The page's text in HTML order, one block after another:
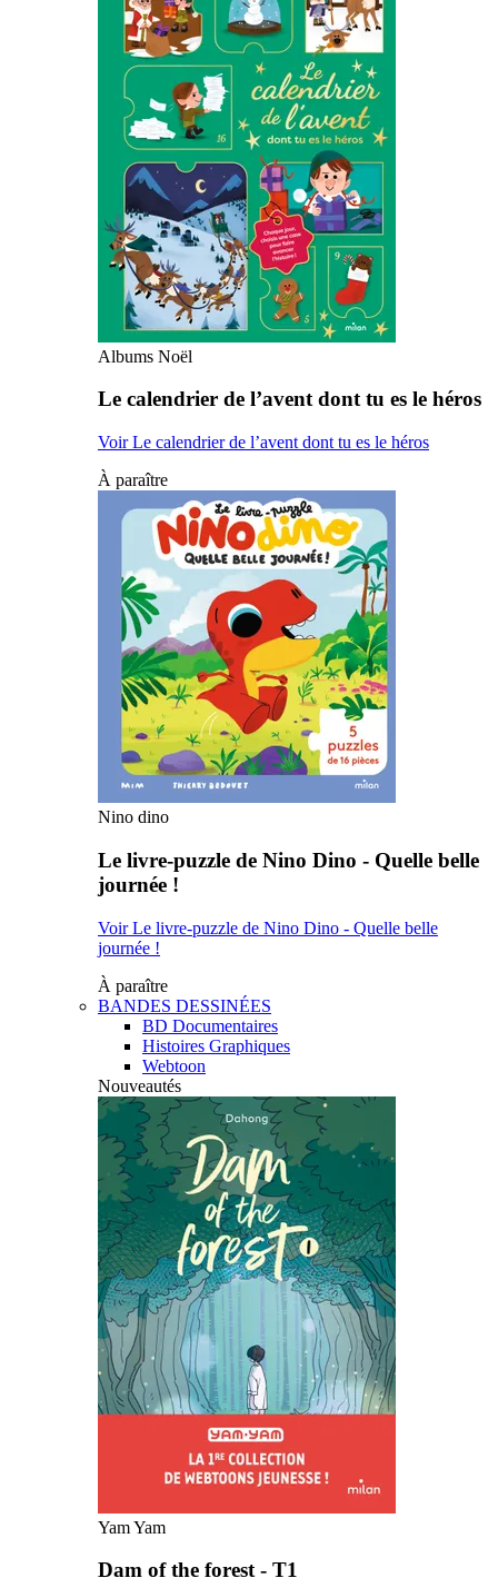
Albums Noël
Le calendrier de l’avent dont tu es le héros
Voir Le calendrier de l’avent dont tu es le héros
À paraître
Nino dino
Le livre-puzzle de Nino Dino - Quelle belle
journée !
Voir Le livre-puzzle de Nino Dino - Quelle belle
journée !
À paraître
BANDES DESSINÉES
BD Documentaires
Histoires Graphiques
Webtoon
Nouveautés
Yam Yam
Dam of the forest - T1